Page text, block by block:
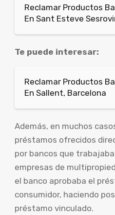
Reclamar Productos
En Sant Esteve
Te puede interesar:
Reclamar Productos
En Sallent, Barcelona
Además, en muchos
préstamos ofrecidos
por bancos que
empresas de
el banco aprobaba el
consumidor, haciendo
préstamo vinculado.